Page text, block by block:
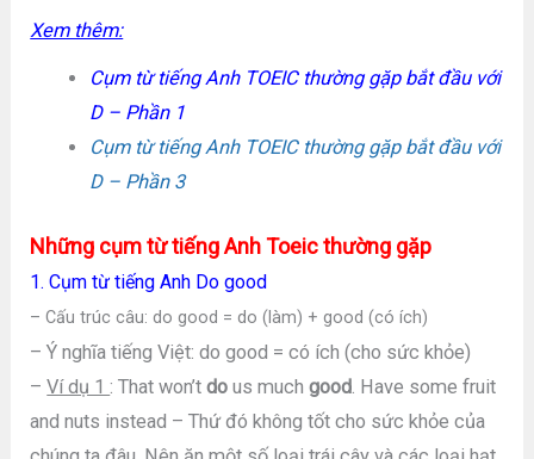
Xem thêm:
Cụm từ tiếng Anh TOEIC thường gặp bắt đầu với
D – Phần 1
Cụm từ tiếng Anh TOEIC thường gặp bắt đầu với
D – Phần 3
Những cụm từ tiếng Anh Toeic thường gặp
1. Cụm từ tiếng Anh Do good
– Cấu trúc câu: do good = do (làm) + good (có ích)
– Ý nghĩa tiếng Việt: do good = có ích (cho sức khỏe)
–Ví dụ 1: That won’tdo us muchgood. Have some fruit
and nuts instead – Thứ đó không tốt cho sức khỏe của